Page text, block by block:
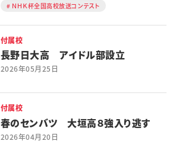
ＮＨＫ杯全国高校放送コンテスト
付属校
長野日大高 アイドル部設立
2026年05月25日
付属校
春のセンバツ 大垣高８強入り逃す
2026年04月20日